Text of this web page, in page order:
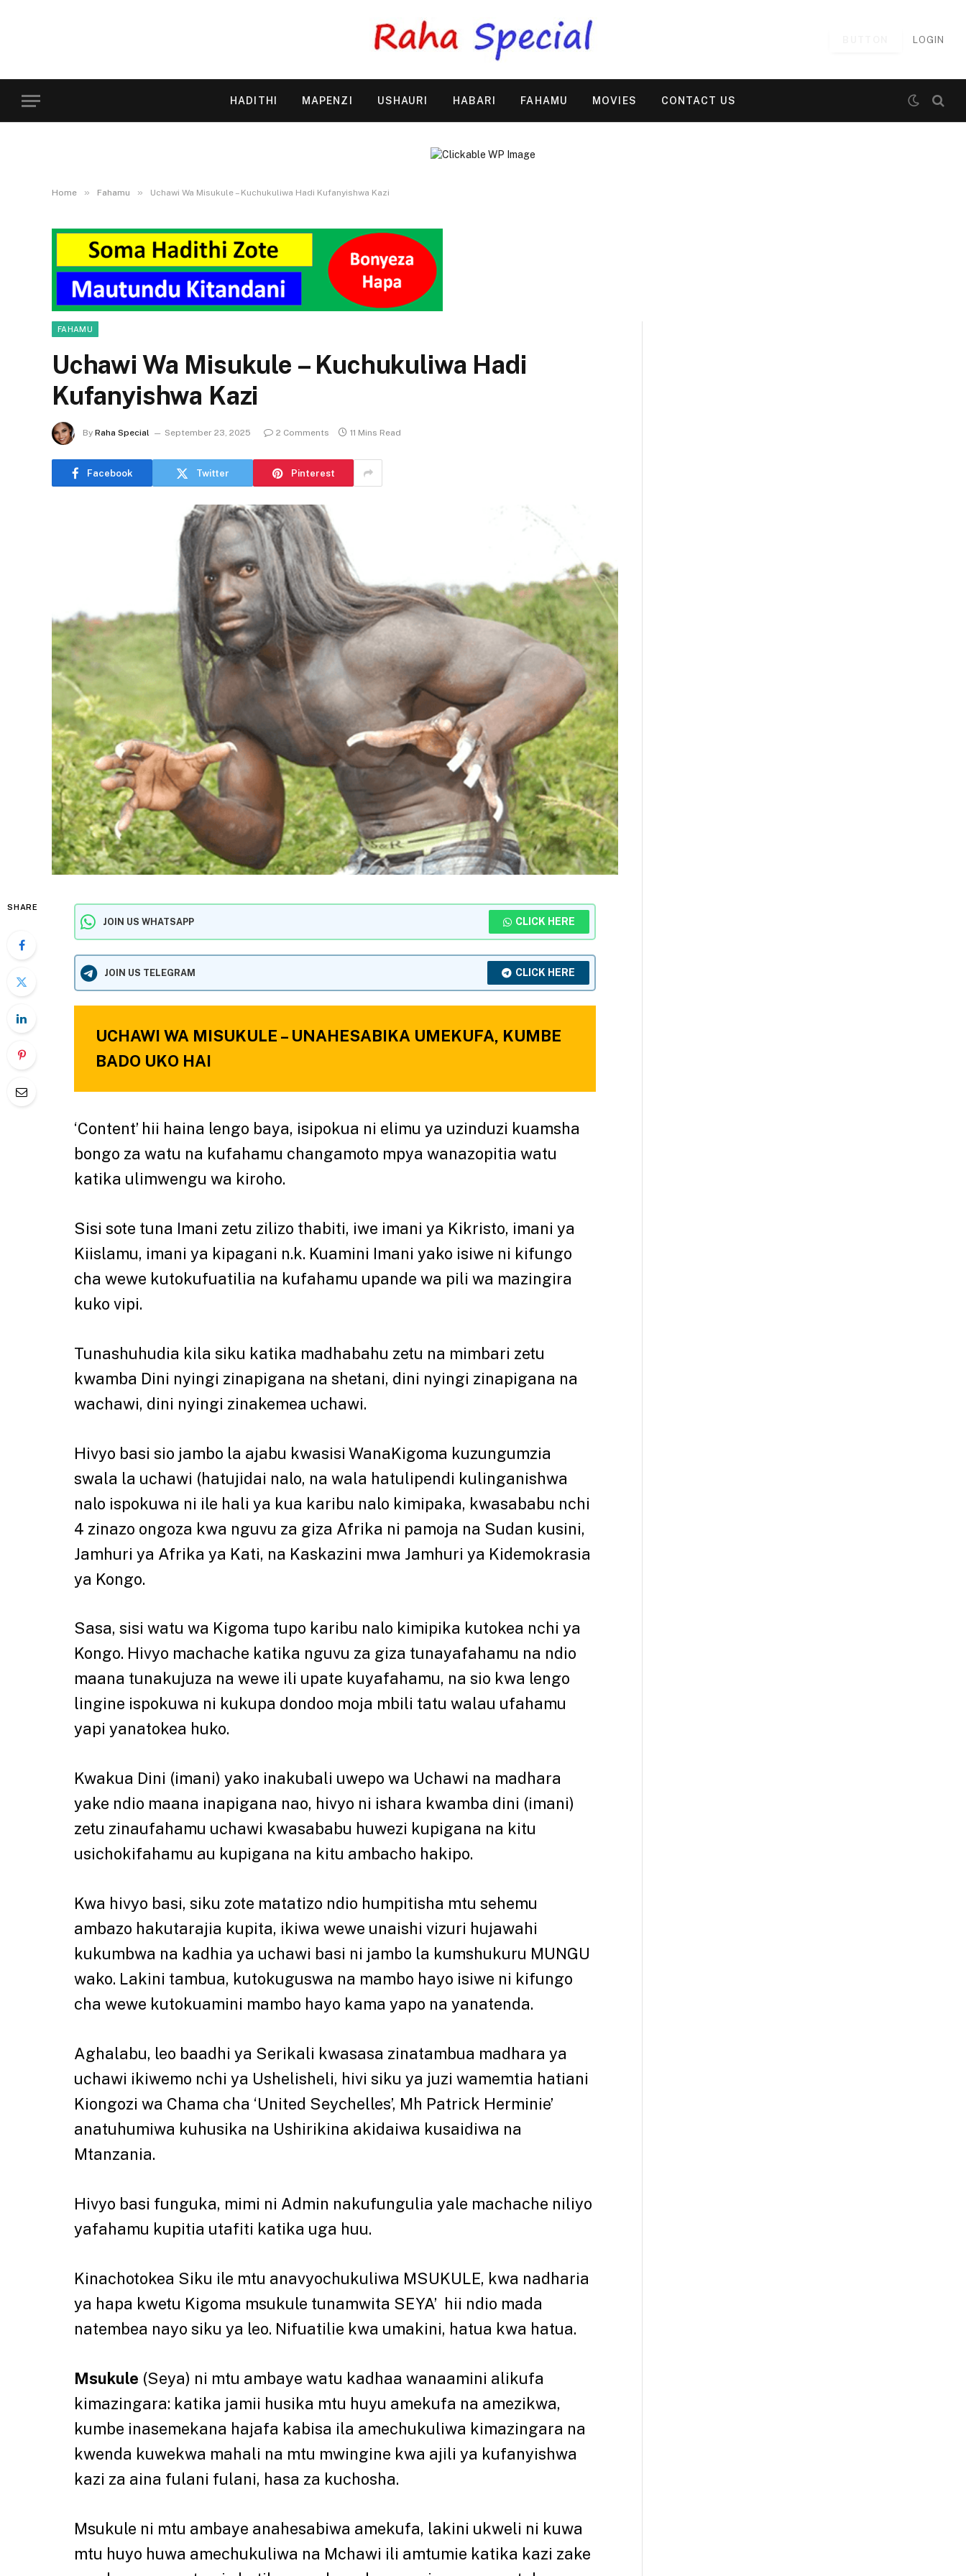
LOGIN
HADITHI MAPENZI USHAURI HABARI FAHAMU MOVIES CONTACT US
Home » Fahamu » Uchawi Wa Misukule – Kuchukuliwa Hadi Kufanyishwa Kazi
FAHAMU
Uchawi Wa Misukule – Kuchukuliwa Hadi
Kufanyishwa Kazi
By Raha Special September 23, 2025 2 Comments 11 Mins Read
Facebook Twitter Pinterest
SHARE
JOIN US WHATSAPP CLICK HERE
JOIN US TELEGRAM CLICK HERE
UCHAWI WA MISUKULE – UNAHESABIKA UMEKUFA, KUMBE
BADO UKO HAI
‘Content’ hii haina lengo baya, isipokua ni elimu ya uzinduzi kuamsha
bongo za watu na kufahamu changamoto mpya wanazopitia watu
katika ulimwengu wa kiroho.
Sisi sote tuna Imani zetu zilizo thabiti, iwe imani ya Kikristo, imani ya
Kiislamu, imani ya kipagani n.k. Kuamini Imani yako isiwe ni kifungo
cha wewe kutokufuatilia na kufahamu upande wa pili wa mazingira
kuko vipi.
Tunashuhudia kila siku katika madhabahu zetu na mimbari zetu
kwamba Dini nyingi zinapigana na shetani, dini nyingi zinapigana na
wachawi, dini nyingi zinakemea uchawi.
Hivyo basi sio jambo la ajabu kwasisi WanaKigoma kuzungumzia
swala la uchawi (hatujidai nalo, na wala hatulipendi kulinganishwa
nalo ispokuwa ni ile hali ya kua karibu nalo kimipaka, kwasababu nchi
4 zinazo ongoza kwa nguvu za giza Afrika ni pamoja na Sudan kusini,
Jamhuri ya Afrika ya Kati, na Kaskazini mwa Jamhuri ya Kidemokrasia
ya Kongo.
Sasa, sisi watu wa Kigoma tupo karibu nalo kimipika kutokea nchi ya
Kongo. Hivyo machache katika nguvu za giza tunayafahamu na ndio
maana tunakujuza na wewe ili upate kuyafahamu, na sio kwa lengo
lingine ispokuwa ni kukupa dondoo moja mbili tatu walau ufahamu
yapi yanatokea huko.
Kwakua Dini (imani) yako inakubali uwepo wa Uchawi na madhara
yake ndio maana inapigana nao, hivyo ni ishara kwamba dini (imani)
zetu zinaufahamu uchawi kwasababu huwezi kupigana na kitu
usichokifahamu au kupigana na kitu ambacho hakipo.
Kwa hivyo basi, siku zote matatizo ndio humpitisha mtu sehemu
ambazo hakutarajia kupita, ikiwa wewe unaishi vizuri hujawahi
kukumbwa na kadhia ya uchawi basi ni jambo la kumshukuru MUNGU
wako. Lakini tambua, kutokuguswa na mambo hayo isiwe ni kifungo
cha wewe kutokuamini mambo hayo kama yapo na yanatenda.
Aghalabu, leo baadhi ya Serikali kwasasa zinatambua madhara ya
uchawi ikiwemo nchi ya Ushelisheli, hivi siku ya juzi wamemtia hatiani
Kiongozi wa Chama cha ‘United Seychelles’, Mh Patrick Herminie’
anatuhumiwa kuhusika na Ushirikina akidaiwa kusaidiwa na
Mtanzania.
Hivyo basi funguka, mimi ni Admin nakufungulia yale machache niliyo
yafahamu kupitia utafiti katika uga huu.
Kinachotokea Siku ile mtu anavyochukuliwa MSUKULE, kwa nadharia
ya hapa kwetu Kigoma msukule tunamwita SEYA’ hii ndio mada
natembea nayo siku ya leo. Nifuatilie kwa umakini, hatua kwa hatua.
Msukule (Seya) ni mtu ambaye watu kadhaa wanaamini alikufa
kimazingara: katika jamii husika mtu huyu amekufa na amezikwa,
kumbe inasemekana hajafa kabisa ila amechukuliwa kimazingara na
kwenda kuwekwa mahali na mtu mwingine kwa ajili ya kufanyishwa
kazi za aina fulani fulani, hasa za kuchosha.
Msukule ni mtu ambaye anahesabiwa amekufa, lakini ukweli ni kuwa
mtu huyo huwa amechukuliwa na Mchawi ili amtumie katika kazi zake